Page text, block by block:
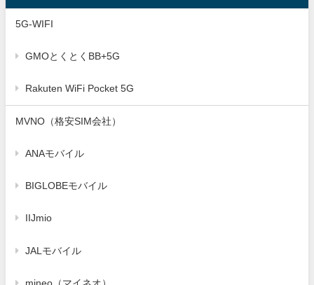
5G-WIFI
GMOとくとくBB+5G
Rakuten WiFi Pocket 5G
MVNO（格安SIM会社）
ANAモバイル
BIGLOBEモバイル
IIJmio
JALモバイル
mineo（マイネオ）